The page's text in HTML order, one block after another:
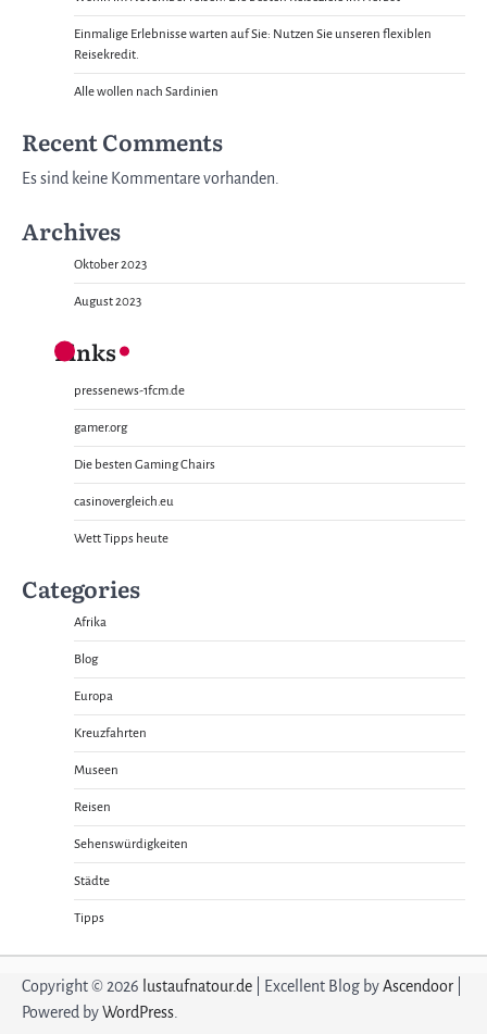
Einmalige Erlebnisse warten auf Sie: Nutzen Sie unseren flexiblen
Reisekredit.
Alle wollen nach Sardinien
Recent Comments
Es sind keine Kommentare vorhanden.
Archives
Oktober 2023
August 2023
Links
pressenews-1fcm.de
gamer.org
Die besten Gaming Chairs
casinovergleich.eu
Wett Tipps heute
Categories
Afrika
Blog
Europa
Kreuzfahrten
Museen
Reisen
Sehenswürdigkeiten
Städte
Tipps
Copyright © 2026 lustaufnatour.de | Excellent Blog byAscendoor
Powered byWordPress